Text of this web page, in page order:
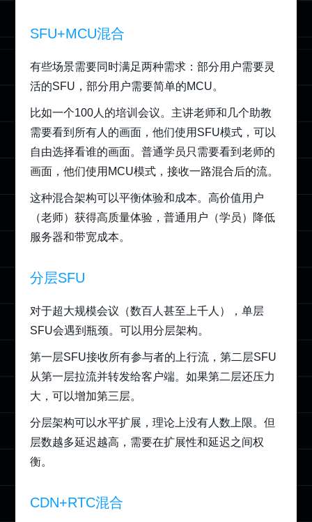
SFU+MCU混合
有些场景需要同时满足两种需求：部分用户需要灵
活的SFU，部分用户需要简单的MCU。
比如一个100人的培训会议。主讲老师和几个助教
需要看到所有人的画面，他们使用SFU模式，可以
自由选择看谁的画面。普通学员只需要看到老师的
画面，他们使用MCU模式，接收一路混合后的流。
这种混合架构可以平衡体验和成本。高价值用户
（老师）获得高质量体验，普通用户（学员）降低
服务器和带宽成本。
分层SFU
对于超大规模会议（数百人甚至上千人），单层
SFU会遇到瓶颈。可以用分层架构。
第一层SFU接收所有参与者的上行流，第二层SFU
从第一层拉流并转发给客户端。如果第二层还压力
大，可以增加第三层。
分层架构可以水平扩展，理论上没有人数上限。但
层数越多延迟越高，需要在扩展性和延迟之间权
衡。
CDN+RTC混合